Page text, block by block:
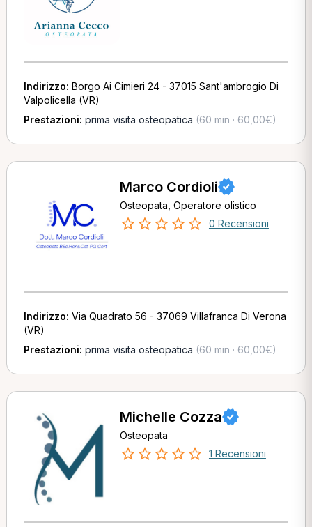
Indirizzo: Borgo Ai Cimieri 24 - 37015 Sant'ambrogio Di
Valpolicella (VR)
Prestazioni: prima visita osteopatica (60 min · 60,00€)
Marco Cordioli
Osteopata, Operatore olistico
0 Recensioni
Indirizzo: Via Quadrato 56 - 37069 Villafranca Di Verona
(VR)
Prestazioni: prima visita osteopatica (60 min · 60,00€)
Michelle Cozza
Osteopata
1 Recensioni